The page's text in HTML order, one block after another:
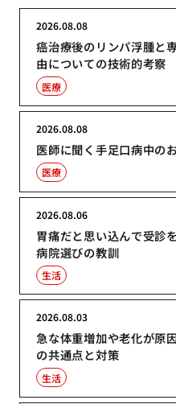
癌治療後のリンパ浮腫と
由についての技術的考察
2026.08.08
医療
医師に聞く手足口病中の
2026.08.08
医療
胃痛だと思い込んで受診
病院選びの教訓
2026.08.06
生活
急な体重増加や老化が原
の共通点と対策
2026.08.03
生活